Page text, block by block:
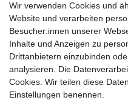
Für Fragen zu unseren
erreichen Sie uns per E-
+49 5741 9099422 oder
Wir verwenden Cookies und
Website und verarbeiten
Besucher:innen unserer
Inhalte und Anzeigen zu
Drittanbietern einzubinden
analysieren. Die
Cookies. Wir teilen diese
Einstellungen benennen.